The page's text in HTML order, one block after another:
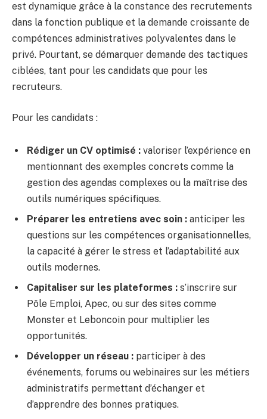
est dynamique grâce à la constance des recrutements
dans la fonction publique et la demande croissante de
compétences administratives polyvalentes dans le
privé. Pourtant, se démarquer demande des tactiques
ciblées, tant pour les candidats que pour les
recruteurs.
Pour les candidats :
Rédiger un CV optimisé : valoriser l’expérience en
mentionnant des exemples concrets comme la
gestion des agendas complexes ou la maîtrise des
outils numériques spécifiques.
Préparer les entretiens avec soin : anticiper les
questions sur les compétences organisationnelles,
la capacité à gérer le stress et l’adaptabilité aux
outils modernes.
Capitaliser sur les plateformes : s’inscrire sur
Pôle Emploi, Apec, ou sur des sites comme
Monster et Leboncoin pour multiplier les
opportunités.
Développer un réseau : participer à des
événements, forums ou webinaires sur les métiers
administratifs permettant d’échanger et
d’apprendre des bonnes pratiques.